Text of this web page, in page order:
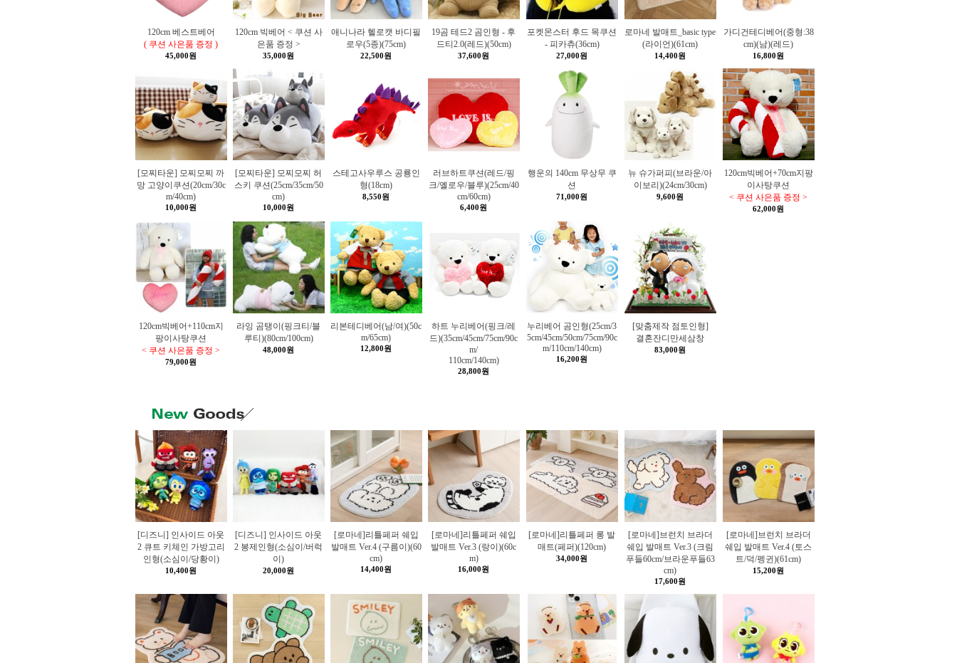
120cm 베스트베어
( 쿠션 사은품 증정 )
45,000원
120cm 빅베어 < 쿠션 사
은품 증정 >
35,000원
애니나라 헬로캣 바디필
로우(5종)(75cm)
22,500원
19곰 테드2 곰인형 - 후
드티2.0(레드)(50cm)
37,600원
포켓몬스터 후드 목쿠션
- 피카츄(36cm)
27,000원
로마네 발매트_basic type
(라이언)(61cm)
14,400원
가디건테디베어(중형:38
cm)(남)(레드)
16,800원
[모찌타운] 모찌모찌 까
망 고양이쿠션(20cm/30c
m/40cm)
10,000원
[모찌타운] 모찌모찌 허
스키 쿠션(25cm/35cm/50
cm)
10,000원
스테고사우루스 공룡인
형(18cm)
8,550원
러브하트쿠션(레드/핑
크/옐로우/블루)(25cm/40
cm/60cm)
6,400원
행운의 140cm 무상무 쿠
션
71,000원
뉴 슈가퍼피(브라운/아
이보리)(24cm/30cm)
9,600원
120cm빅베어+70cm지팡
이사탕쿠션
< 쿠션 사은품 증정 >
62,000원
120cm빅베어+110cm지
팡이사탕쿠션
< 쿠션 사은품 증정 >
79,000원
라잉 곰탱이(핑크티/블
루티)(80cm/100cm)
48,000원
리본테디베어(남/여)(50c
m/65cm)
12,800원
하트 누리베어(핑크/레
드)(35cm/45cm/75cm/90c
m/
110cm/140cm)
28,800원
누리베어 곰인형(25cm/3
5cm/45cm/50cm/75cm/90c
m/110cm/140cm)
16,200원
[맞춤제작 점토인형]
결혼잔디만세삼창
83,000원
[디즈니] 인사이드 아웃
2 큐트 키체인 가방고리
인형(소심이/당황이)
10,400원
[디즈니] 인사이드 아웃
2 봉제인형(소심이/버럭
이)
20,000원
[로마네]리틀페퍼 쉐입
발매트 Ver.4 (구름이)(60
cm)
14,400원
[로마네]리틀페퍼 쉐입
발매트 Ver.3 (랑이)(60c
m)
16,000원
[로마네]리틀페퍼 롱 발
매트(페퍼)(120cm)
34,000원
[로마네]브런치 브라더
쉐입 발매트 Ver.3 (크림
푸들60cm/브라운푸들63
cm)
17,600원
[로마네]브런치 브라더
쉐입 발매트 Ver.4 (토스
트/덕/펭귄)(61cm)
15,200원